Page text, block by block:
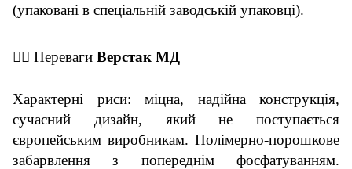
(упаковані в спеціальній заводській упаковці).
👇🏼 Переваги Верстак МД
Характерні риси: міцна, надійна конструкція,
сучасний дизайн, який не поступається
європейським виробникам. Полімерно-порошкове
забарвлення з попереднім фосфатуванням.